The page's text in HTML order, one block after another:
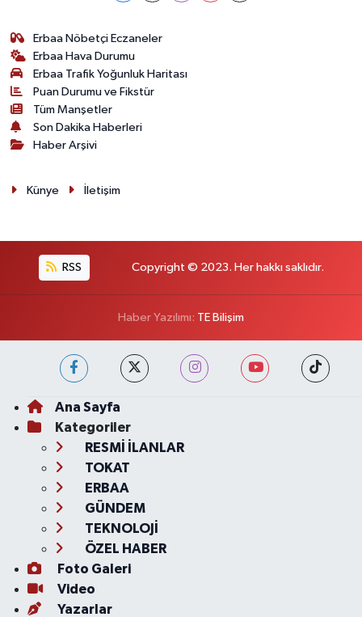
Erbaa Nöbetçi Eczaneler
Erbaa Hava Durumu
Erbaa Trafik Yoğunluk Haritası
Puan Durumu ve Fikstür
Tüm Manşetler
Son Dakika Haberleri
Haber Arşivi
Künye İletişim
RSS Copyright © 2023. Her hakkı saklıdır.
Haber Yazılımı: TE Bilişim
Ana Sayfa
Kategoriler
RESMİ İLANLAR
TOKAT
ERBAA
GÜNDEM
TEKNOLOJİ
ÖZEL HABER
Foto Galeri
Video
Yazarlar